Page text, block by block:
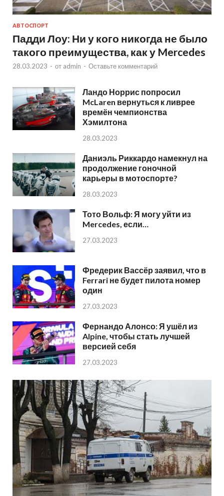
АВТОСПОРТ
Падди Лоу: Ни у кого никогда не было
такого преимущества, как у Mercedes
28.03.2023 - от admin - Оставьте комментарий
Ландо Норрис попросил
McLaren вернуться к ливрее
времён чемпионства
Хэмилтона
28.03.2023
Даниэль Риккардо намекнул на
продолжение гоночной
карьеры в мотоспорте?
28.03.2023
Тото Вольф: Я могу уйти из
Mercedes, если…
27.03.2023
Фредерик Вассёр заявил, что в
Ferrari не будет пилота номер
один
27.03.2023
Фернандо Алонсо: Я ушёл из
Alpine, чтобы стать лучшей
версией себя
27.03.2023